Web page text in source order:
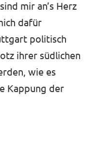
mir an’s Herz
dafür
politisch
ihrer südlichen
wie es
Kappung der